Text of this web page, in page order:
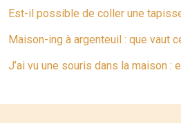
Est-il possible de coller une
Maison-ing à argenteuil : que vaut
J’ai vu une souris dans la maison :